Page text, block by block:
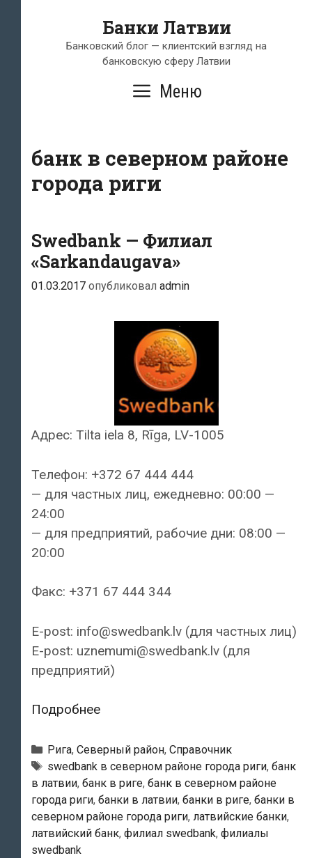
содержимому
Банки Латвии
Банковский блог — клиентский взгляд на
банковскую сферу Латвии
Меню
банк в северном районе
города риги
Swedbank — Филиал
«Sarkandaugava»
01.03.2017 опубликовал admin
Адрес: Tilta iela 8, Rīga, LV-1005
Телефон: +372 67 444 444
— для частных лиц, ежедневно: 00:00 —
24:00
— для предприятий, рабочие дни: 08:00 —
20:00
Факс: +371 67 444 344
E-post: info@swedbank.lv (для частных лиц)
E-post: uznemumi@swedbank.lv (для
предприятий)
ПодробнееSwedbank
Филиал
«Sarkandaugava»
Рубрики
Рига, Северный район, Справочник
Тэги
swedbank в северном районе города риги, банк
в латвии, банк в риге, банк в северном районе
города риги, банки в латвии, банки в риге, банки в
северном районе города риги, латвийские банки,
латвийский банк, филиал swedbank, филиалы
swedbank